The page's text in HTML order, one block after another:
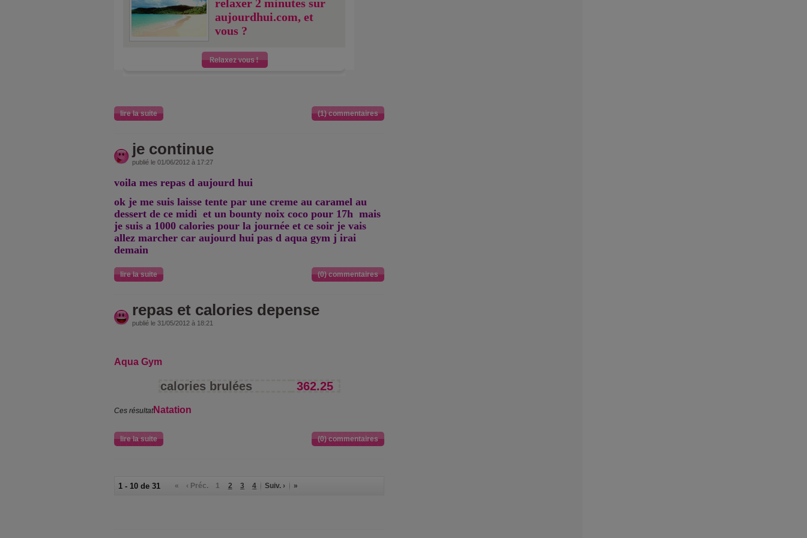
relaxer 2 minutes sur
aujourdhui.com, et
vous ?
lire la suite (1) commentaires
je continue
publié le 01/06/2012 à 17:27
voila mes repas d aujourd hui
ok je me suis laisse tente par une creme au caramel au
dessert de ce midi et un bounty noix coco pour 17h mais
je suis a 1000 calories pour la journée et ce soir je vais
allez marcher car aujourd hui pas d aqua gym j irai
demain
lire la suite (0) commentaires
repas et calories depense
publié le 31/05/2012 à 18:21
Aqua Gym
calories brulées 362.25
Ces résultatNatation
lire la suite (0) commentaires
1 - 10 de 31 « ‹ Préc. 1 2 3 4 Suiv. › »